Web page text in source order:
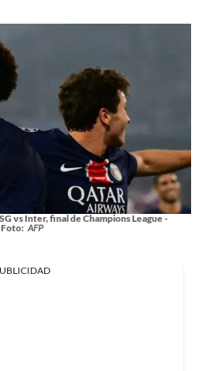
vs Inter, final de Champions League -
Foto: AFP